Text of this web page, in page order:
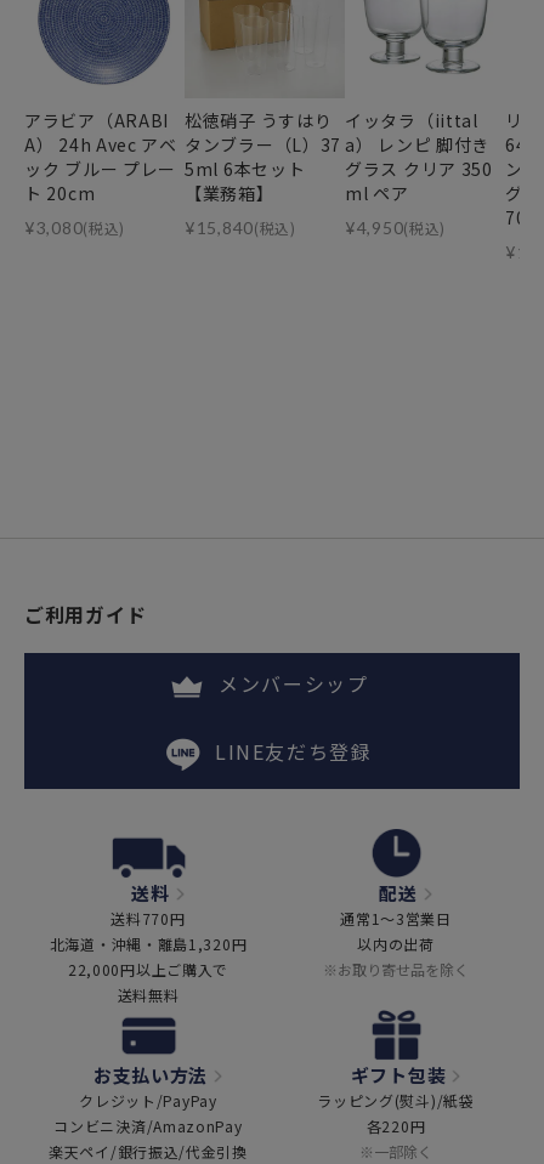
アラビア（ARABI
A） 24h Avec アベ
ック ブルー プレー
ト 20cm
¥3,080(税込)
松徳硝子 うすはり
タンブラー（L）37
5ml 6本セット
【業務箱】
¥15,840(税込)
イッタラ（iittal
a） レンピ 脚付き
グラス クリア 350
ml ペア
¥4,950(税込)
リ
ン
グ
¥
ご利用ガイド
メンバーシップ
LINE友だち登録
送料
送料770円
北海道・沖縄・離島1,320円
22,000円以上ご購入で
送料無料
配送
通常1～3営業日
以内の出荷
※お取り寄せ品を除く
お支払い方法
クレジット/PayPay
コンビニ決済/AmazonPay
楽天ペイ/銀行振込/代金引換
ギフト包装
ラッピング(熨斗)/紙袋
各220円
※一部除く